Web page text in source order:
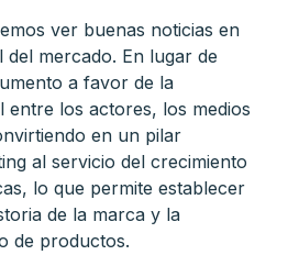
ver buenas noticias en
mercado. En lugar de
a favor de la
entre los actores, los medios
en un pilar
al servicio del crecimiento
lo que permite establecer
de la marca y la
de productos.